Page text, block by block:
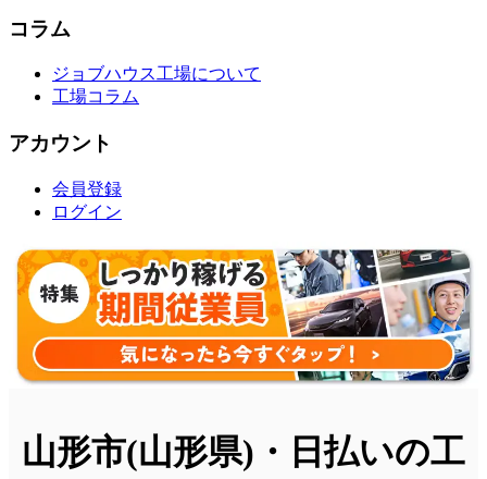
コラム
ジョブハウス工場について
工場コラム
アカウント
会員登録
ログイン
山形市(山形県)・日払いの工